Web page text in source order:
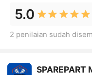
5.0
2 penilaian sudah
SPAREPART